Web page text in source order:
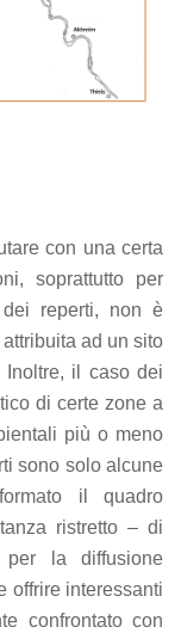
con una certa
soprattutto per
dei reperti, non è
ad un sito
il caso dei
di certe zone a
più o meno
sono solo alcune
il quadro
ristretto – di
per la diffusione
offrire interessanti
confrontato con